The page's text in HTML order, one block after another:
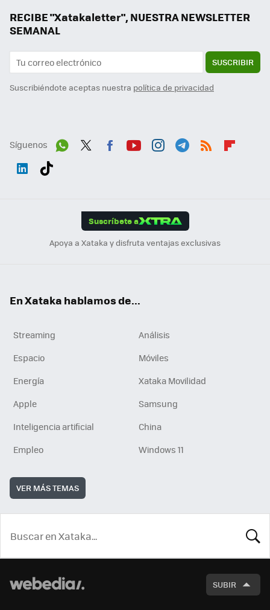
RECIBE "Xatakaletter", NUESTRA NEWSLETTER
SEMANAL
SUSCRIBIR
Suscribiéndote aceptas nuestra política de privacidad
Síguenos
Suscríbete a
Apoya a Xataka y disfruta ventajas exclusivas
En Xataka hablamos de...
Streaming
Análisis
Espacio
Móviles
Energía
Xataka Movilidad
Apple
Samsung
Inteligencia artificial
China
Empleo
Windows 11
VER MÁS TEMAS
SUBIR